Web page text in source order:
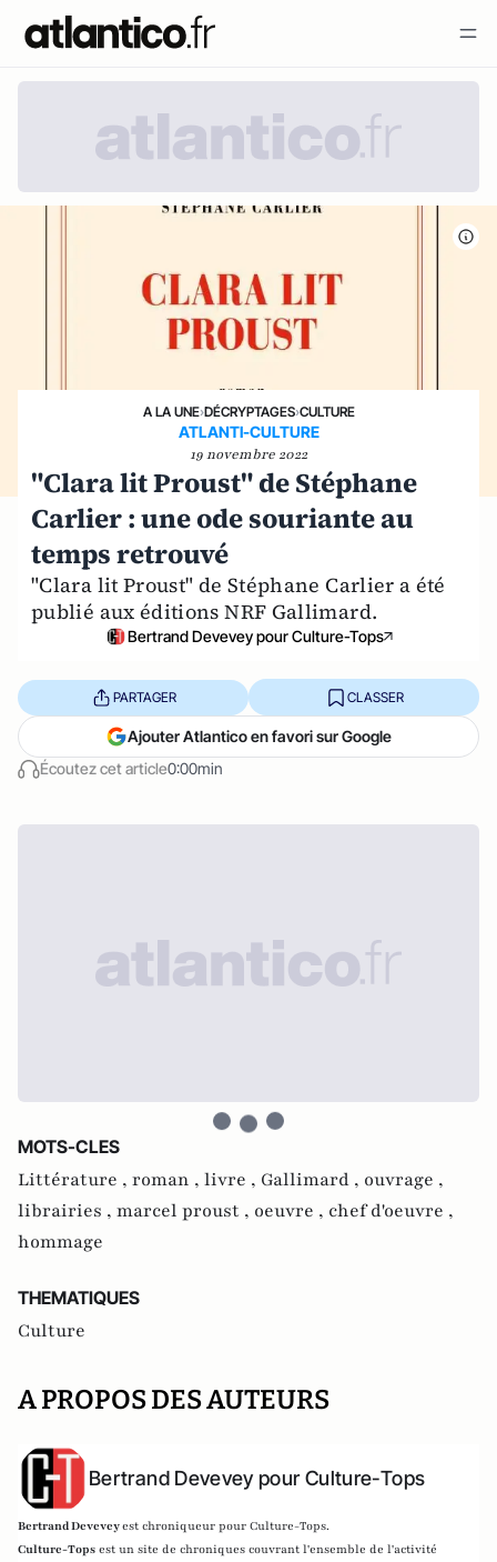
A LA UNE›DÉCRYPTAGES›CULTURE
ATLANTI-CULTURE
19 novembre 2022
"Clara lit Proust" de Stéphane
Carlier : une ode souriante au
temps retrouvé
"Clara lit Proust" de Stéphane Carlier a été
publié aux éditions NRF Gallimard.
Bertrand Devevey pour Culture-Tops
Écoutez cet article0:00min
PARTAGER CLASSER
Ajouter Atlantico en favori sur Google
MOTS-CLES
Littérature , roman , livre , Gallimard , ouvrage ,
librairies , marcel proust , oeuvre , chef d'oeuvre ,
hommage
THEMATIQUES
Culture
A PROPOS DES AUTEURS
Bertrand Devevey pour Culture-Tops
Bertrand Deveveyest chroniqueur pour Culture-Tops.
Culture-Tops est un site de chroniques couvrant l'ensemble de l'activité